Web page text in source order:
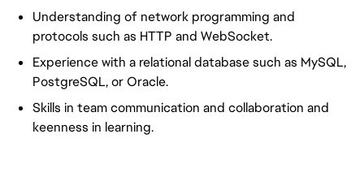
Understanding of network programming and
protocols such as HTTP and WebSocket.
Experience with a relational database such as MySQL,
PostgreSQL, or Oracle.
Skills in team communication and collaboration and
keenness in learning.